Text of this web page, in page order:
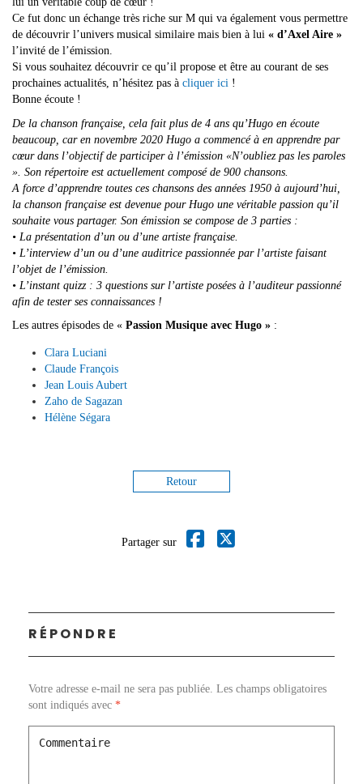
Ce fut donc un échange très riche sur M qui va également vous permettre
de découvrir l’univers musical similaire mais bien à lui « d’Axel Aire »
l’invité de l’émission.
Si vous souhaitez découvrir ce qu’il propose et être au courant de ses
prochaines actualités, n’hésitez pas à cliquer ici !
Bonne écoute !
De la chanson française, cela fait plus de 4 ans qu’Hugo en écoute
beaucoup, car en novembre 2020 Hugo a commencé à en apprendre par
cœur dans l’objectif de participer à l’émission «N’oubliez pas les paroles
». Son répertoire est actuellement composé de 900 chansons.
A force d’apprendre toutes ces chansons des années 1950 à aujourd’hui,
la chanson française est devenue pour Hugo une véritable passion qu’il
souhaite vous partager. Son émission se compose de 3 parties :
• La présentation d’un ou d’une artiste française.
• L’interview d’un ou d’une auditrice passionnée par l’artiste faisant
l’objet de l’émission.
• L’instant quizz : 3 questions sur l’artiste posées à l’auditeur passionné
afin de tester ses connaissances !
Les autres épisodes de « Passion Musique avec Hugo » :
Clara Luciani
Claude François
Jean Louis Aubert
Zaho de Sagazan
Hélène Ségara
Retour
Partager sur
RÉPONDRE
Votre adresse e-mail ne sera pas publiée. Les champs obligatoires
sont indiqués avec *